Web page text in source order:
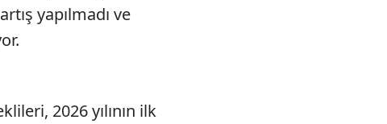
yapılmadı ve
2026 yılının ilk